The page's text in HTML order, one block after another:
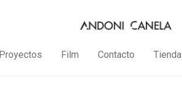
Proyectos Film Contacto Tienda